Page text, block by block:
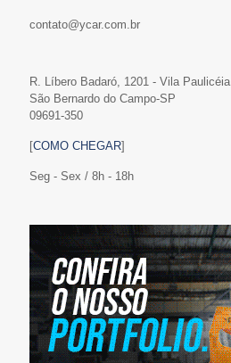
contato@ycar.com.br
R. Líbero Badaró, 1201 - Vila Paulicéia
São Bernardo do Campo-SP
09691-350
[COMO CHEGAR]
Seg - Sex / 8h - 18h